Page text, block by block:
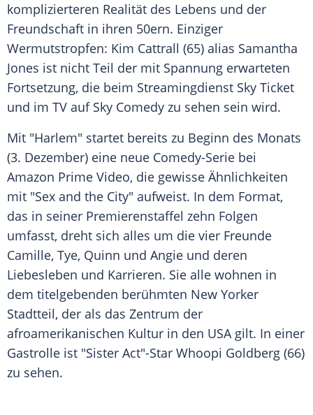
komplizierteren Realität des Lebens und der
Freundschaft in ihren 50ern. Einziger
Wermutstropfen: Kim Cattrall (65) alias Samantha
Jones ist nicht Teil der mit Spannung erwarteten
Fortsetzung, die beim Streamingdienst Sky Ticket
und im TV auf Sky Comedy zu sehen sein wird.
Mit "Harlem" startet bereits zu Beginn des Monats
(3. Dezember) eine neue Comedy-Serie bei
Amazon Prime Video, die gewisse Ähnlichkeiten
mit "Sex and the City" aufweist. In dem Format,
das in seiner Premierenstaffel zehn Folgen
umfasst, dreht sich alles um die vier Freunde
Camille, Tye, Quinn und Angie und deren
Liebesleben und Karrieren. Sie alle wohnen in
dem titelgebenden berühmten New Yorker
Stadtteil, der als das Zentrum der
afroamerikanischen Kultur in den USA gilt. In einer
Gastrolle ist "Sister Act"-Star Whoopi Goldberg (66)
zu sehen.